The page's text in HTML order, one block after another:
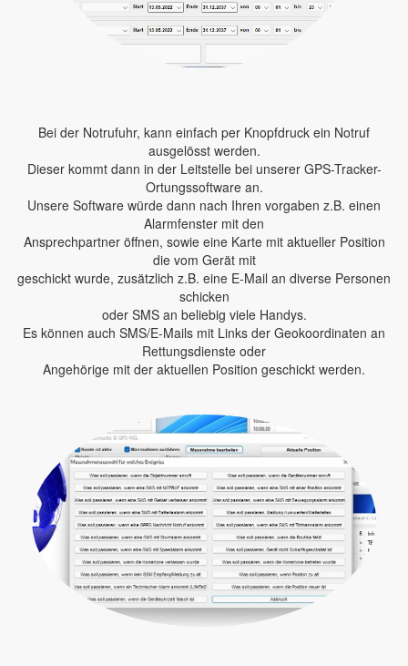
Bei der Notrufuhr, kann einfach per Knopfdruck ein Notruf
ausgelösst werden.
Dieser kommt dann in der Leitstelle bei unserer GPS-Tracker-
Ortungssoftware an.
Unsere Software würde dann nach Ihren vorgaben z.B. einen
Alarmfenster mit den
Ansprechpartner öffnen, sowie eine Karte mit aktueller Position
die vom Gerät mit
geschickt wurde, zusätzlich z.B. eine E-Mail an diverse Personen
schicken
oder SMS an beliebig viele Handys.
Es können auch SMS/E-Mails mit Links der Geokoordinaten an
Rettungsdienste oder
Angehörige mit der aktuellen Position geschickt werden.